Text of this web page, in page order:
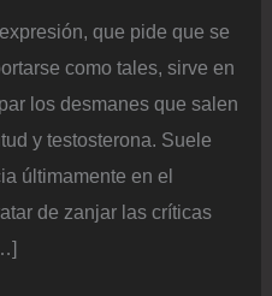
que pide que se
como tales, sirve en
los desmanes que salen
y testosterona. Suele
últimamente en el
de zanjar las críticas